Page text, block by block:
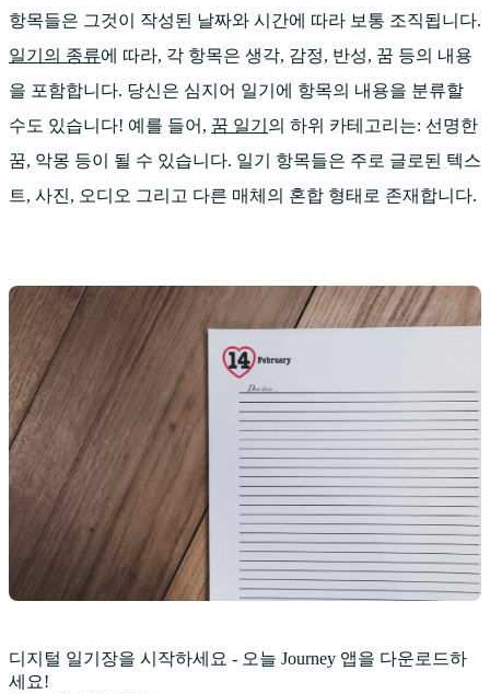
항목들은 그것이 작성된 날짜와 시간에 따라 보통 조직됩니다.
일기의 종류에 따라, 각 항목은 생각, 감정, 반성, 꿈 등의 내용
을 포함합니다. 당신은 심지어 일기에 항목의 내용을 분류할
수도 있습니다! 예를 들어, 꿈 일기 의 하위 카테고리는: 선명한
꿈, 악몽 등이 될 수 있습니다. 일기 항목들은 주로 글로된 텍스
트, 사진, 오디오 그리고 다른 매체의 혼합 형태로 존재합니다.
디지털 일기장을 시작하세요 - 오늘 Journey 앱을 다운로드하
세요!